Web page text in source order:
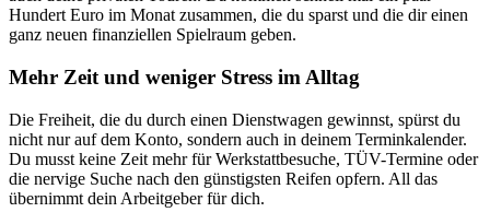
Hundert Euro im Monat zusammen, die du sparst und die dir einen
ganz neuen finanziellen Spielraum geben.
Mehr Zeit und weniger Stress im Alltag
Die Freiheit, die du durch einen Dienstwagen gewinnst, spürst du
nicht nur auf dem Konto, sondern auch in deinem Terminkalender.
Du musst keine Zeit mehr für Werkstattbesuche, TÜV-Termine oder
die nervige Suche nach den günstigsten Reifen opfern. All das
übernimmt dein Arbeitgeber für dich.